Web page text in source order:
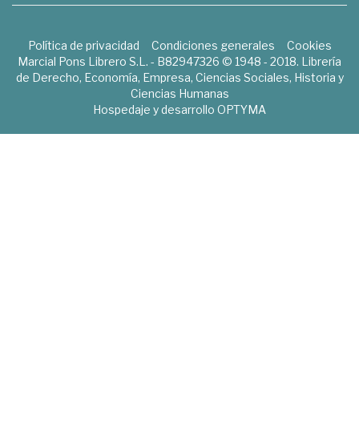
Política de privacidad Condiciones generales
Cookies
Marcial Pons Librero S.L. - B82947326 © 1948 - 2018. Librería
de Derecho, Economía, Empresa, Ciencias Sociales, Historia y
Ciencias Humanas
Hospedaje y desarrollo OPTYMA